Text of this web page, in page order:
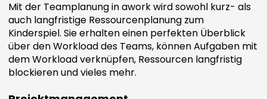
Mit der Teamplanung in awork wird sowohl kurz- als
auch langfristige Ressourcenplanung zum
Kinderspiel. Sie erhalten einen perfekten Überblick
über den Workload des Teams, können Aufgaben mit
dem Workload verknüpfen, Ressourcen langfristig
blockieren und vieles mehr.